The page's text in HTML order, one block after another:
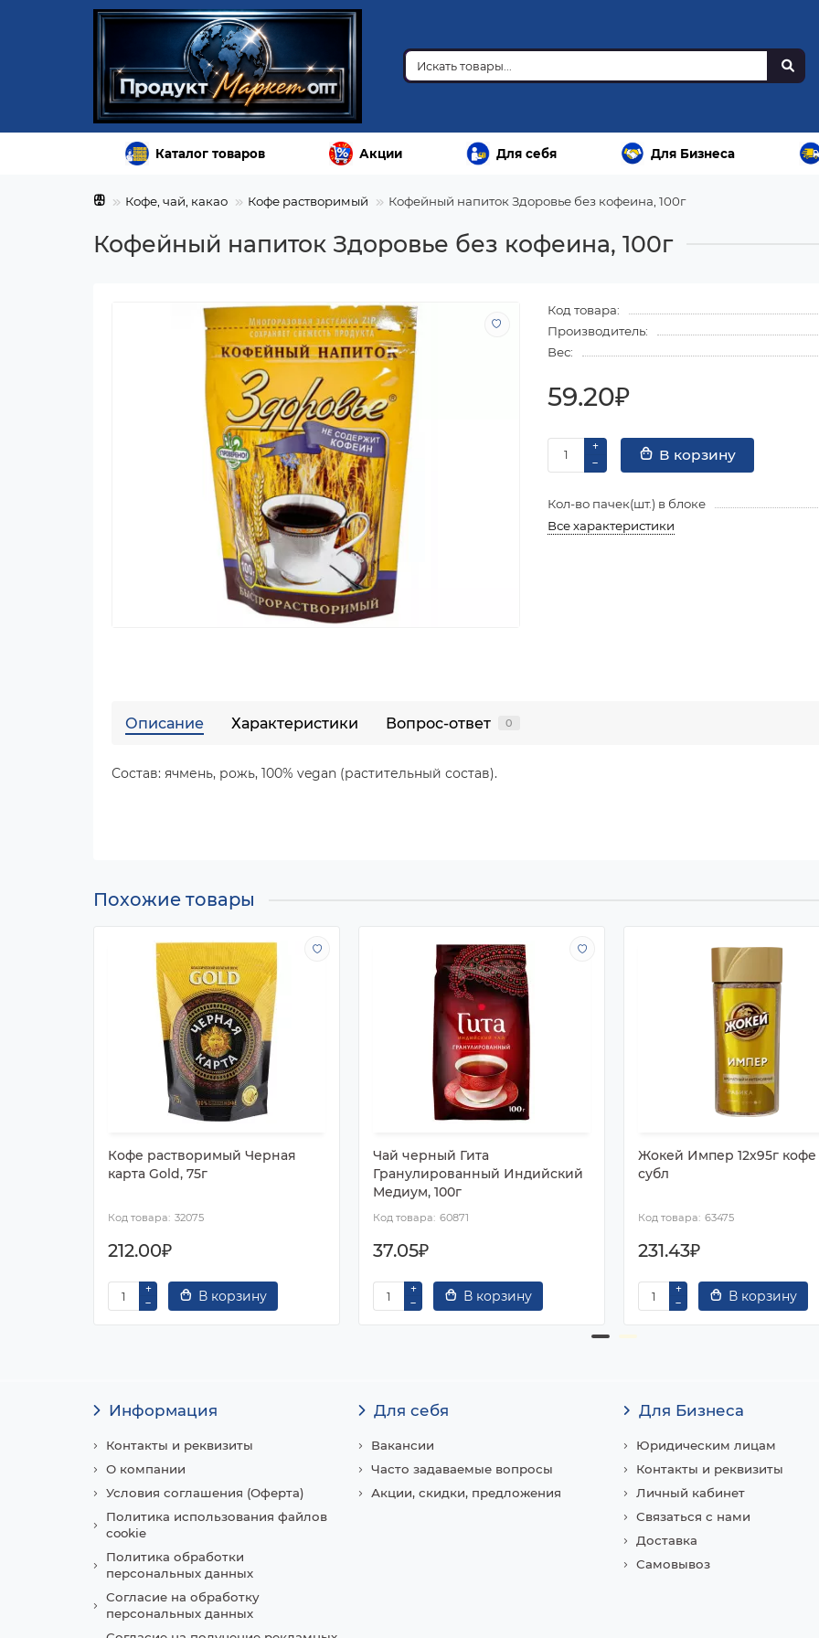
Каталог товаров Акции Для себя Для Бизнеса
Кофе, чай, какао Кофе растворимый Кофейный напиток Здоровье без кофеина, 100г
Кофейный напиток Здоровье без кофеина, 100г
Код товара:
Производитель:
Вес:
59.20₽
В корзину
Кол-во пачек(шт.) в блоке
Все характеристики
Описание Характеристики Вопрос-ответ 0
Состав: ячмень, рожь, 100% vegan (растительный состав).
Похожие товары
Кофе растворимый Черная
карта Gold, 75г
32075
212.00₽
В корзину
Чай черный Гита
Гранулированный Индийский
Медиум, 100г
60871
37.05₽
В корзину
Жокей Импер 12х95г кофе
субл
63475
231.43₽
В корзину
Информация
Контакты и реквизиты
О компании
Условия соглашения (Оферта)
Политика использования файлов
cookie
Политика обработки
персональных данных
Согласие на обработку
персональных данных
Для себя
Вакансии
Часто задаваемые вопросы
Акции, скидки, предложения
Для Бизнеса
Юридическим лицам
Контакты и реквизиты
Личный кабинет
Связаться с нами
Доставка
Самовывоз